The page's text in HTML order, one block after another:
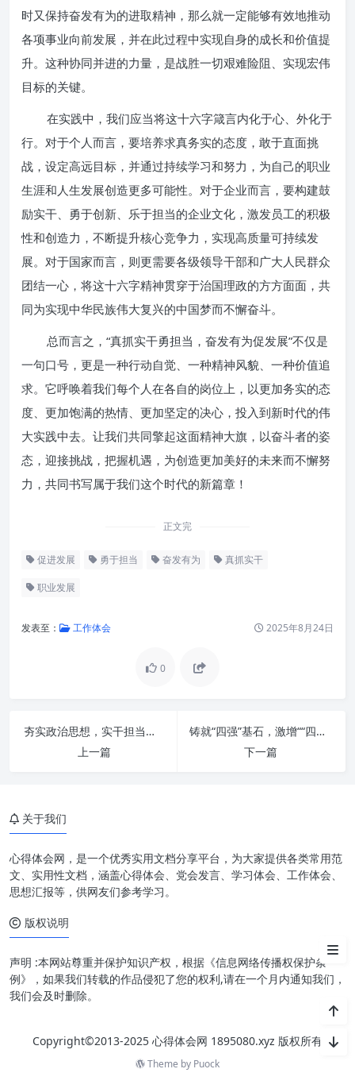
时又保持奋发有为的进取精神，那么就一定能够有效地推动
各项事业向前发展，并在此过程中实现自身的成长和价值提
升。这种协同并进的力量，是战胜一切艰难险阻、实现宏伟
目标的关键。
在实践中，我们应当将这十六字箴言内化于心、外化于
行。对于个人而言，要培养求真务实的态度，敢于直面挑
战，设定高远目标，并通过持续学习和努力，为自己的职业
生涯和人生发展创造更多可能性。对于企业而言，要构建鼓
励实干、勇于创新、乐于担当的企业文化，激发员工的积极
性和创造力，不断提升核心竞争力，实现高质量可持续发
展。对于国家而言，则更需要各级领导干部和广大人民群众
团结一心，将这十六字精神贯穿于治国理政的方方面面，共
同为实现中华民族伟大复兴的中国梦而不懈奋斗。
总而言之，“真抓实干勇担当，奋发有为促发展”不仅是
一句口号，更是一种行动自觉、一种精神风貌、一种价值追
求。它呼唤着我们每个人在各自的岗位上，以更加务实的态
度、更加饱满的热情、更加坚定的决心，投入到新时代的伟
大实践中去。让我们共同擎起这面精神大旗，以奋斗者的姿
态，迎接挑战，把握机遇，为创造更加美好的未来而不懈努
力，共同书写属于我们这个时代的新篇章！
正文完
促进发展 勇于担当 奋发有为 真抓实干
职业发展
发表至： 工作体会 2025年8月24日
0
夯实政治思想，实干担当重效率：新时代高质量发展的核心密码
上一篇
铸就“四强”基石，激增““四力”引擎：全面提升素质，共谱发展新篇
下一篇
奋发有为：点燃创新引擎
关于我们
心得体会网，是一个优秀实用文档分享平台，为大家提供各类常用范
文、实用性文档，涵盖心得体会、党会发言、学习体会、工作体会、
思想汇报等，供网友们参考学习。
版权说明
声明 :本网站尊重并保护知识产权，根据《信息网络传播权保护条
例》，如果我们转载的作品侵犯了您的权利,请在一个月内通知我们，
我们会及时删除。
Copyright©2013-2025 心得体会网 1895080.xyz 版权所有
Theme by Puock